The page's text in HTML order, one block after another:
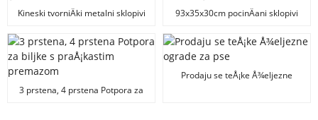
Kineski tvorniÄki metalni sklopivi
93x35x30cm pocinÄani sklopivi
3 prstena, 4 prstena Potpora za
Prodaju se teÅ¡ke Å¾eljezne